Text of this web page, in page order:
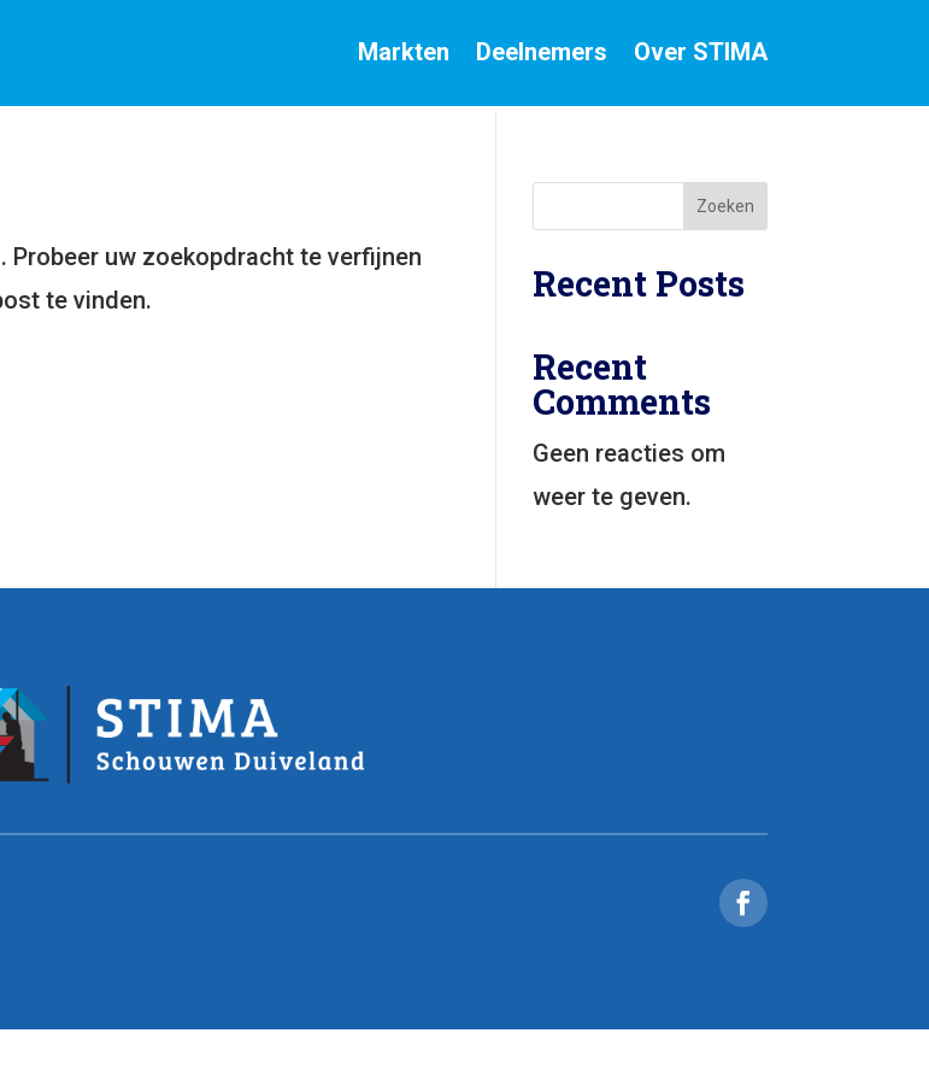
Markten Deelnemers Over STIMA
Probeer uw zoekopdracht te verfijnen
te vinden.
Zoeken
Recent Posts
Recent
Comments
Geen reacties om
weer te geven.